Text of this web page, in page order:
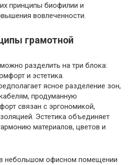
принципы биофилии и
вовлеченности.
грамотной
разделить на три блока:
и эстетика.
ясное разделение зон,
продуманную
связан с эргономикой,
Эстетика объединяет
материалов, цветов и
небольшом офисном помещении